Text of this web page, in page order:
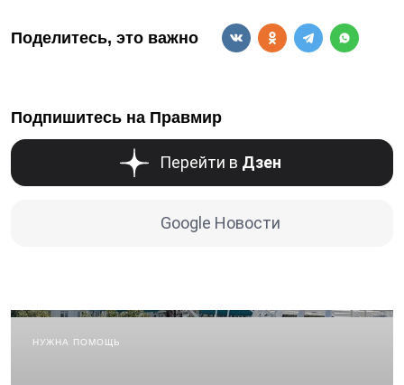
Поделитесь, это важно
Подпишитесь на Правмир
Перейти в Дзен
Google Новости
НУЖНА ПОМОЩЬ